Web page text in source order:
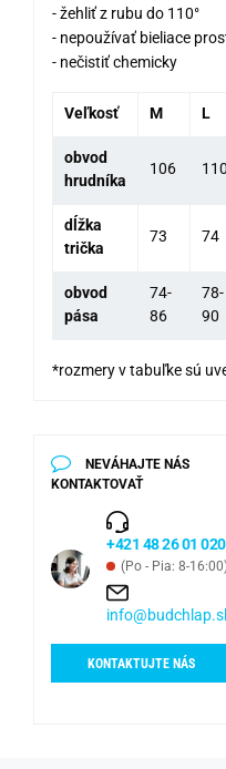
- žehliť z rubu do 110°
- nepoužívať bieliace
- nečistiť chemicky
Veľkosť M L
obvod
hrudníka
106 110
dĺžka
trička
73 74
obvod
pása
74-
86
78-
90
*rozmery v tabuľke sú
NEVÁHAJTE NÁS
KONTAKTOVAŤ
+421 48 26 01 020
(Po - Pia: 8-
KONTAKTUJTE NÁS